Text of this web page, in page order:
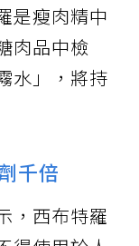
是瘦肉精中
肉品中檢
水」，將持
千倍
，西布特羅